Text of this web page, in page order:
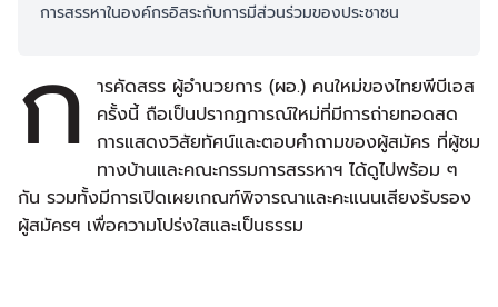
การสรรหาในองค์กรอิสระกับการมีส่วนร่วมของประชาชน
ก
ารคัดสรร ผู้อำนวยการ (ผอ.) คนใหม่ของไทยพีบีเอส
ครั้งนี้ ถือเป็นปรากฏการณ์ใหม่ที่มีการถ่ายทอดสด
การแสดงวิสัยทัศน์และตอบคำถามของผู้สมัคร ที่ผู้ชม
ทางบ้านและคณะกรรมการสรรหาฯ ได้ดูไปพร้อม ๆ
กัน รวมทั้งมีการเปิดเผยเกณฑ์พิจารณาและคะแนนเสียงรับรอง
ผู้สมัครฯ เพื่อความโปร่งใสและเป็นธรรม